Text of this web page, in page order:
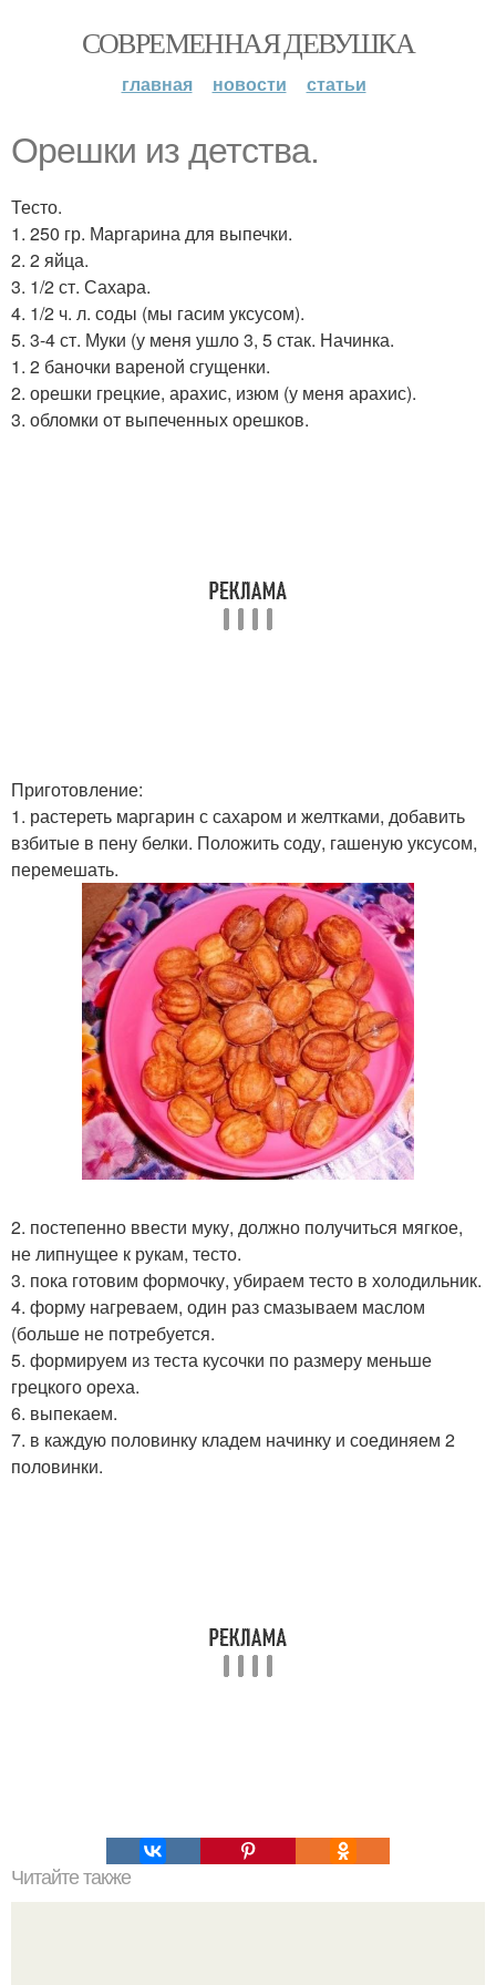
СОВРЕМЕННАЯ ДЕВУШКА
главная новости статьи
Орешки из детства.
Тесто.
1. 250 гр. Маргарина для выпечки.
2. 2 яйца.
3. 1/2 ст. Сахара.
4. 1/2 ч. л. соды (мы гасим уксусом).
5. 3-4 ст. Муки (у меня ушло 3, 5 стак. Начинка.
1. 2 баночки вареной сгущенки.
2. орешки грецкие, арахис, изюм (у меня арахис).
3. обломки от выпеченных орешков.
Приготовление:
1. растереть маргарин с сахаром и желтками, добавить
взбитые в пену белки. Положить соду, гашеную уксусом,
перемешать.
2. постепенно ввести муку, должно получиться мягкое,
не липнущее к рукам, тесто.
3. пока готовим формочку, убираем тесто в холодильник.
4. форму нагреваем, один раз смазываем маслом
(больше не потребуется.
5. формируем из теста кусочки по размеру меньше
грецкого ореха.
6. выпекаем.
7. в каждую половинку кладем начинку и соединяем 2
половинки.
Читайте также